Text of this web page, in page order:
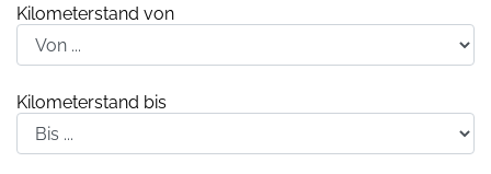
Kilometerstand von
Kilometerstand bis